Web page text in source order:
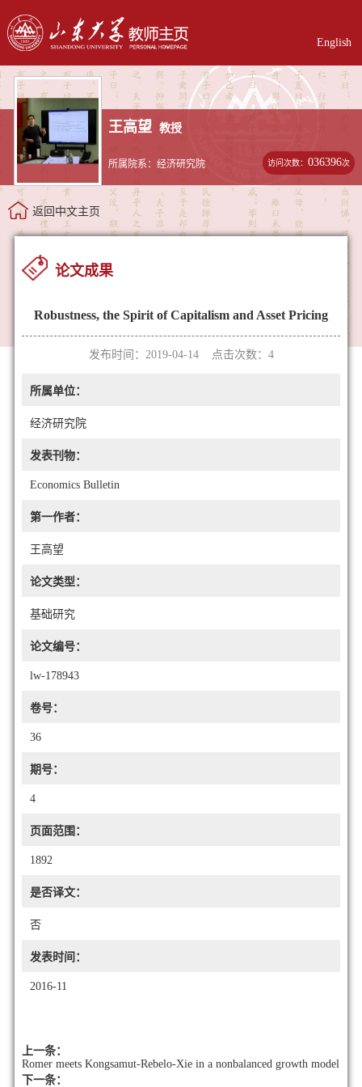
English
王高望 教授
所属院系：经济研究院 访问次数：036396次
返回中文主页
论文成果
Robustness, the Spirit of Capitalism and Asset Pricing
发布时间：2019-04-14 点击次数： 4
所属单位：
经济研究院
发表刊物：
Economics Bulletin
第一作者：
王高望
论文类型：
基础研究
论文编号：
lw-178943
卷号：
36
期号：
4
页面范围：
1892
是否译文：
否
发表时间：
2016-11
上一条：
Romer meets Kongsamut-Rebelo-Xie in a nonbalanced growth model
下一条：